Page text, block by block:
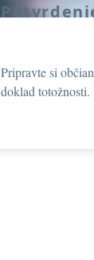
Pripravte si
doklad totožnosti.